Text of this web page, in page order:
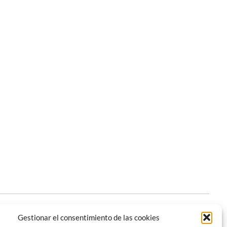
Gestionar el consentimiento de las cookies
proyecta en La Pola el documental «Los labios apretados»»